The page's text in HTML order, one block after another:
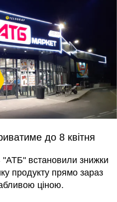
до 8 квітня
"АТБ" встановили знижки
продукту прямо зараз
ціною.